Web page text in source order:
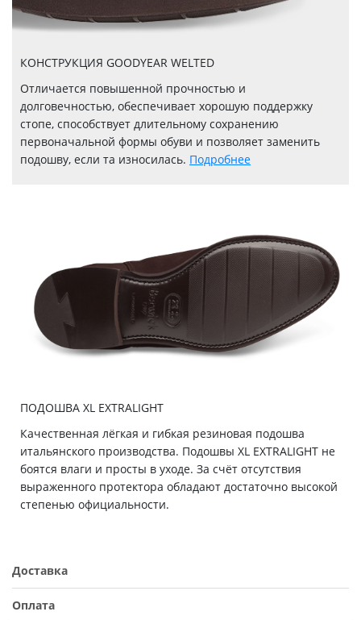
КОНСТРУКЦИЯ GOODYEAR WELTED
Отличается повышенной прочностью и
долговечностью, обеспечивает хорошую поддержку
стопе, способствует длительному сохранению
первоначальной формы обуви и позволяет заменить
подошву, если та износилась. Подробнее
ПОДОШВА XL EXTRALIGHT
Качественная лёгкая и гибкая резиновая подошва
итальянского производства. Подошвы XL EXTRALIGHT не
боятся влаги и просты в уходе. За счёт отсутствия
выраженного протектора обладают достаточно высокой
степенью официальности.
Доставка
Оплата